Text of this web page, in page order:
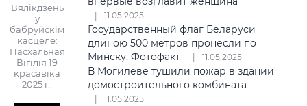
Вялікдзень
у
бабруйскім
касцёле:
Пасхальная
Вігілія 19
красавіка
2025 г..
11.05.2025
Государственный флаг Беларуси
длиною 500 метров пронесли по
Минску. Фотофакт
11.05.2025
В Могилеве тушили пожар в здании
домостроительного комбината
11.05.2025